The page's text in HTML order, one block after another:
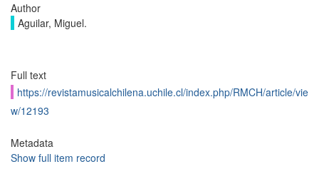
Author
Aguilar, Miguel.
Full text
https://revistamusicalchilena.uchile.cl/index.php/RMCH/article/vie
w/12193
Metadata
Show full item record